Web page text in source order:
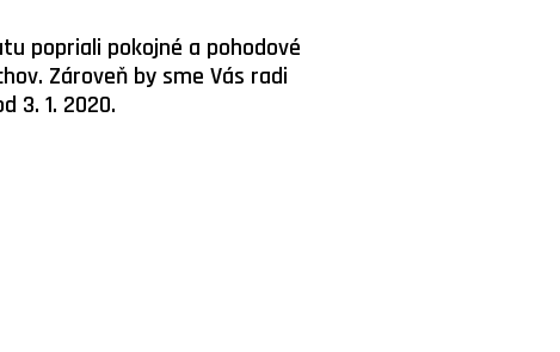
popriali pokojné a pohodové
Zároveň by sme Vás radi
3. 1. 2020.